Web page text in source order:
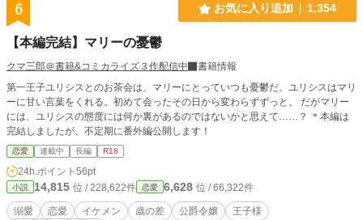
6 お気に入り追加 1,354
【本編完結】マリーの憂鬱
クマ三郎＠書籍&コミカライズ３作配信中
書籍情報
第一王子ユリシスとのお茶会は、マリーにとっていつも憂鬱だ。ユリシスはマリ
ーに甘い言葉をくれる。初めて会ったその日から変わらずずっと。 だがマリー
には、ユリシスの態度には何か裏があるのではないかと思えて……？ ＊本編は
完結しましたが、不定期に番外編公開します！
恋愛 連載中 長編 R18
24h.ポイント 56pt
小説 14,815 位 / 228,622件 恋愛 6,628 位 / 66,322件
溺愛 恋愛 イケメン 歳の差 公爵令嬢 王子様